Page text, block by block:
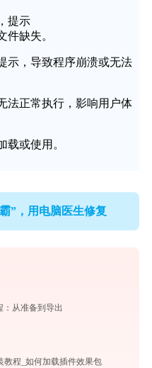
提示
件缺失。
示，导致程序崩溃或无法
法正常执行，影响用户体
载或使用。
”，用电脑医生修复
：从准备到导出
教程_如何加载插件效果包